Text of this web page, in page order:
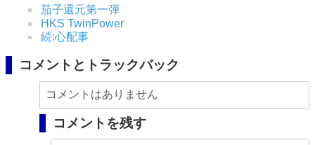
茄子還元第一弾
HKS TwinPower
続:心配事
コメントとトラックバック
コメントはありません
コメントを残す